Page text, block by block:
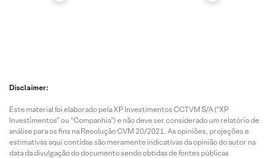
Disclaimer:
Este material foi elaborado pela XP Investimentos CCTVM S/A (“XP
Investimentos” ou “Companhia”) e não deve ser considerado um relatório de
análise para os fins na Resolução CVM 20/2021. As opiniões, projeções e
estimativas aqui contidas são meramente indicativas da opinião do autor na
data da divulgação do documento sendo obtidas de fontes públicas